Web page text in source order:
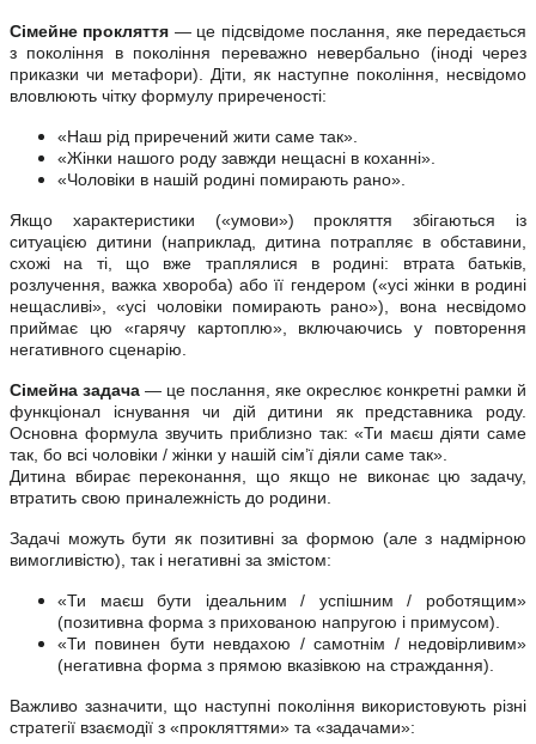
Сімейне прокляття — це підсвідоме послання, яке передається
з покоління в покоління переважно невербально (іноді через
приказки чи метафори). Діти, як наступне покоління, несвідомо
вловлюють чітку формулу приреченості:
«Наш рід приречений жити саме так».
«Жінки нашого роду завжди нещасні в коханні».
«Чоловіки в нашій родині помирають рано».
Якщо характеристики («умови») прокляття збігаються із
ситуацією дитини (наприклад, дитина потрапляє в обставини,
схожі на ті, що вже траплялися в родині: втрата батьків,
розлучення, важка хвороба) або її гендером («усі жінки в родині
нещасливі», «усі чоловіки помирають рано»), вона несвідомо
приймає цю «гарячу картоплю», включаючись у повторення
негативного сценарію.
Сімейна задача — це послання, яке окреслює конкретні рамки й
функціонал існування чи дій дитини як представника роду.
Основна формула звучить приблизно так: «Ти маєш діяти саме
так, бо всі чоловіки / жінки у нашій сім’ї діяли саме так».
Дитина вбирає переконання, що якщо не виконає цю задачу,
втратить свою приналежність до родини.
Задачі можуть бути як позитивні за формою (але з надмірною
вимогливістю), так і негативні за змістом:
«Ти маєш бути ідеальним / успішним / роботящим»
(позитивна форма з прихованою напругою і примусом).
«Ти повинен бути невдахою / самотнім / недовірливим»
(негативна форма з прямою вказівкою на страждання).
Важливо зазначити, що наступні покоління використовують різні
стратегії взаємодії з «прокляттями» та «задачами»: